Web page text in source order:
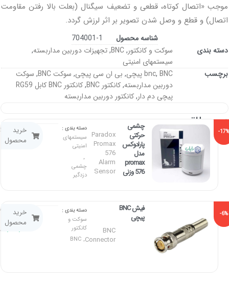
موجب «اتصال کوتاه، قطعی و تضعیف سیگنال (بعلت بالا رفتن مقاومت
اتصال) و قطع و وصل شدن تصویر بر اثر لرزش گردد.
شناسه محصول
704001-1
دسته بندی
سوکت و کانکتور,
BNC
,تجهیزات دوربین مداربسته,
سیستمهای امنیتی
برچسب
bnc, BNC پیچی , بی ان سی پیچی, سوکت BNC , سوکت
دوربین مداربسته,کانکتور BNC ,
کانکتور BNC کابل RG59
پیچی دم دار,کانکتور دوربین مداربسته
محصولاتـــــ
مرتبطـ
-17%
چشمی
حرکتی
پارادوکس
مدل
promax
576 وزنی
Paradox
Promax
576
Alarm
Sensor
دسته بندی :
سیستمهای
امنیتی
,
چشمی
دزدگیر
۵۸۰,۰۰۰
۴۸۰,۰۰۰
خرید
محصول
-6%
فیش BNC
پیچی
BNC
Connector
دسته بندی :
سوکت و
کانکتور
,
BNC
۱,۵۰۰,۰۰۰
–
۱۰۰,۰۰۰
خرید
محصول